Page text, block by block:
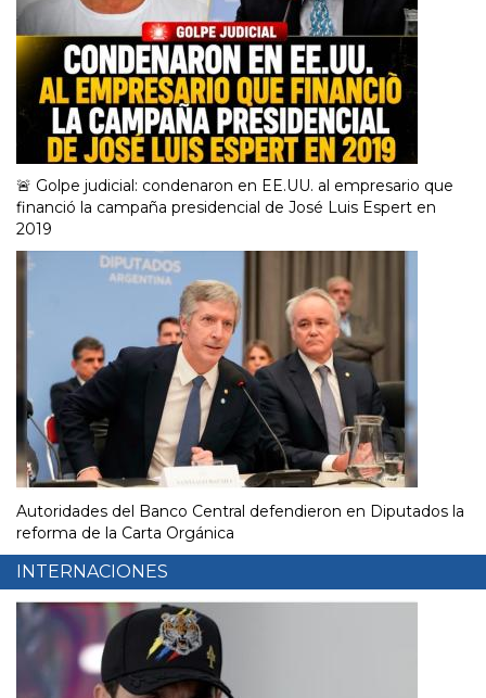
🚨 Golpe judicial: condenaron en EE.UU. al empresario que
financió la campaña presidencial de José Luis Espert en
2019
Autoridades del Banco Central defendieron en Diputados la
reforma de la Carta Orgánica
INTERNACIONES